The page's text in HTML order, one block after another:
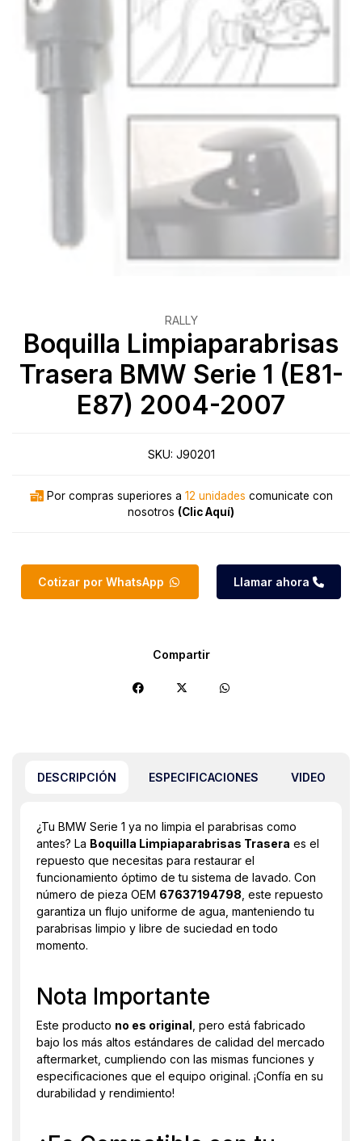
RALLY
Boquilla Limpiaparabrisas
Trasera BMW Serie 1 (E81-
E87) 2004-2007
SKU: J90201
Por compras superiores a 12 unidades comunicate con
nosotros (Clic Aquí)
Cotizar por WhatsApp Llamar ahora
Compartir
DESCRIPCIÓN ESPECIFICACIONES VIDEO
¿Tu BMW Serie 1 ya no limpia el parabrisas como
antes? La Boquilla Limpiaparabrisas Trasera es el
repuesto que necesitas para restaurar el
funcionamiento óptimo de tu sistema de lavado. Con
número de pieza OEM 67637194798 , este repuesto
garantiza un flujo uniforme de agua, manteniendo tu
parabrisas limpio y libre de suciedad en todo
momento.
Nota Importante
Este producto no es original , pero está fabricado
bajo los más altos estándares de calidad del mercado
aftermarket, cumpliendo con las mismas funciones y
especificaciones que el equipo original. ¡Confía en su
durabilidad y rendimiento!